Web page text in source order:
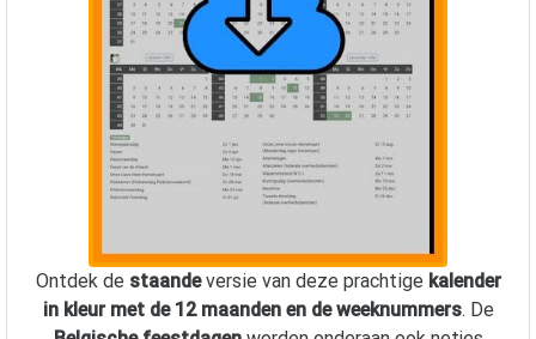
Ontdek de staandeversie van deze prachtige kalender
in kleur met de 12 maanden en de weeknummers. De